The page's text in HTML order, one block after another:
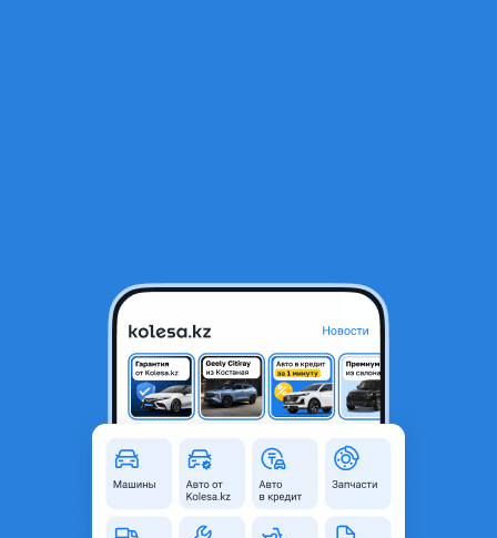
Гофра — Toyota Highlander 2012 — Euro
Алматы, Алматинская
область